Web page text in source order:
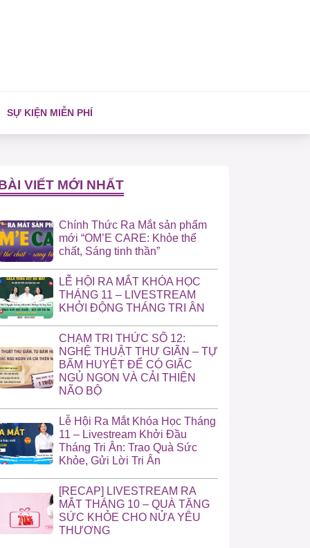
SỰ KIỆN MIỄN PHÍ
VIẾT MỚI NHẤT
Chính Thức Ra Mắt sản phẩm
mới “OM’E CARE: Khỏe thể
chất, Sáng tinh thần”
LỄ HỘI RA MẮT KHÓA HỌC
THÁNG 11 – LIVESTREAM
KHỞI ĐỘNG THÁNG TRI ÂN
CHẠM TRI THỨC SỐ 12:
NGHỆ THUẬT THƯ GIÃN – TỰ
BẤM HUYỆT ĐỂ CÓ GIẤC
NGỦ NGON VÀ CẢI THIỆN
NÃO BỘ
Lễ Hội Ra Mắt Khóa Học Tháng
11 – Livestream Khởi Đầu
Tháng Tri Ân: Trao Quà Sức
Khỏe, Gửi Lời Tri Ân
[RECAP] LIVESTREAM RA
MẮT THÁNG 10 – QUÀ TẶNG
SỨC KHỎE CHO NỬA YÊU
THƯƠNG